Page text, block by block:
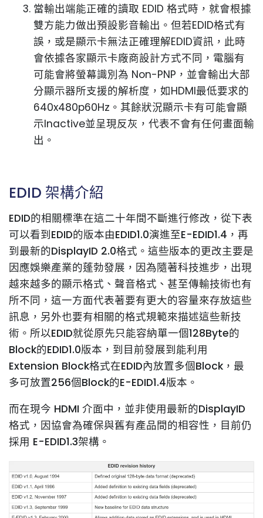
當輸出端能正確的讀取 EDID 格式時，就會根據
雙方能力做出預設影音輸出。但若EDID格式有
誤，或是顯示卡無法正確理解EDID資訊，此時
會依據各家顯示卡廠商設計方式不同，電腦有
可能會將螢幕識別為 Non-PNP，並會輸出大部
分顯示器所支援的解析度，如HDMI最低要求的
640x480p60Hz。其餘狀況顯示卡有可能會顯
示Inactive並呈現反灰，代表不會有任何畫面輸
出。
EDID 架構介紹
EDID的相關標準在這二十年間不斷進行修改，從下表
可以看到EDID的版本由EDID1.0演進至E-EDID1.4，再
到最新的DisplayID 2.0格式。這些版本的更改主要是
因應娛樂產業的蓬勃發展，因為隨著科技進步，出現
越來越多的顯示格式、聲音格式、甚至傳輸技術也有
所不同，這一方面代表著要有更大的容量來存放這些
訊息，另外也要有相關的格式規範來描述這些新技
術。所以EDID就從原先只能容納單一個128Byte的
Block的EDID1.0版本，到目前發展到能利用
Extension Block格式在EDID內放置多個Block，最
多可放置256個Block的E-EDID1.4版本。
而在現今 HDMI 介面中，並非使用最新的DisplayID
格式，因協會為確保與舊有產品間的相容性，目前仍
採用 E-EDID1.3架構。